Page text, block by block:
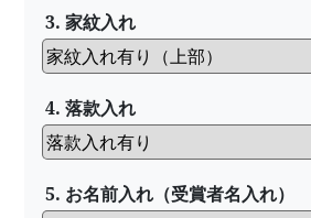
3. 家紋入れ
4. 落款入れ
5. お名前入れ（受賞者名入れ）